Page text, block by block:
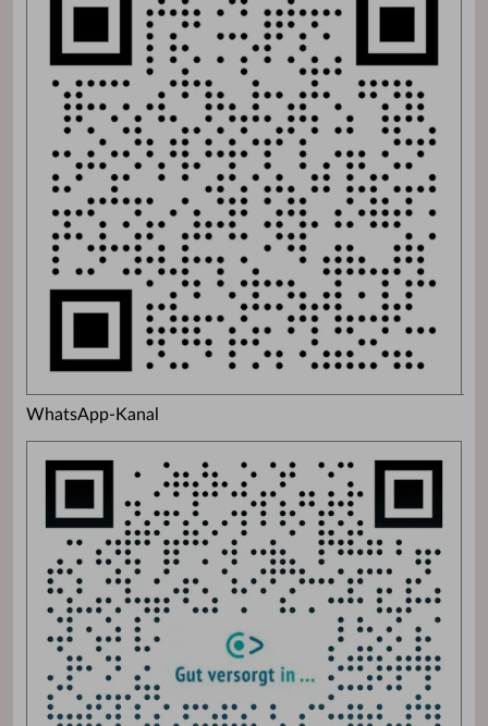
WhatsApp-Kanal